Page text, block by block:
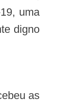
uma
digno